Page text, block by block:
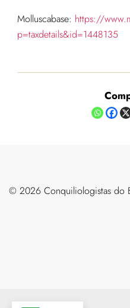
Molluscabase: https://
p=taxdetails&id=1448135
©️ 2026 Conquiliologistas do